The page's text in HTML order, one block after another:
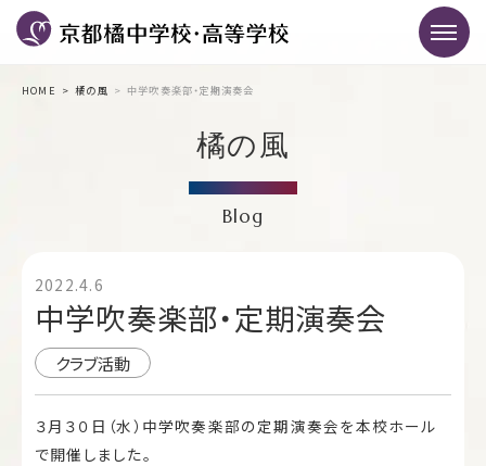
HOME 橘の風 中学吹奏楽部・定期演奏会
橘の風
Blog
2022.4.6
中学吹奏楽部・定期演奏会
クラブ活動
３月３０日（水）中学吹奏楽部の定期演奏会を本校ホール
で開催しました。